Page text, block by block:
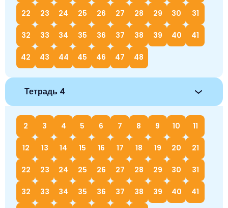
22 23 24 25 26 27 28 29 30 31
32 33 34 35 36 37 38 39 40 41
42 43 44 45 46 47 48
Тетрадь 4
2 3 4 5 6 7 8 9 10 11
12 13 14 15 16 17 18 19 20 21
22 23 24 25 26 27 28 29 30 31
32 33 34 35 36 37 38 39 40 41